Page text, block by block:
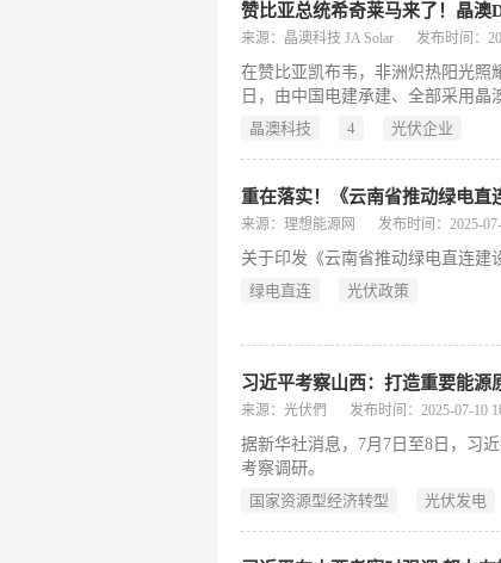
赞比亚总统希奇莱马来了！晶澳
来源：晶澳科技 JA Solar 发布时间：
在赞比亚凯布韦，非洲炽热阳光照
日，由中国电建承建、全部采用晶
行盛大并网仪式。赞比亚总统哈凯
晶澳科技 4 光伏企业
重在落实！《云南省推动绿电直
来源：理想能源网 发布时间：2025-
关于印发《云南省推动绿电直连建
绿电直连
光伏政策
习近平考察山西：打造重要能
来源：光伏們 发布时间：2025-07-10
据新华社消息，7月7日至8日，习
考察调研。
国家资源型经济转型
光伏发电